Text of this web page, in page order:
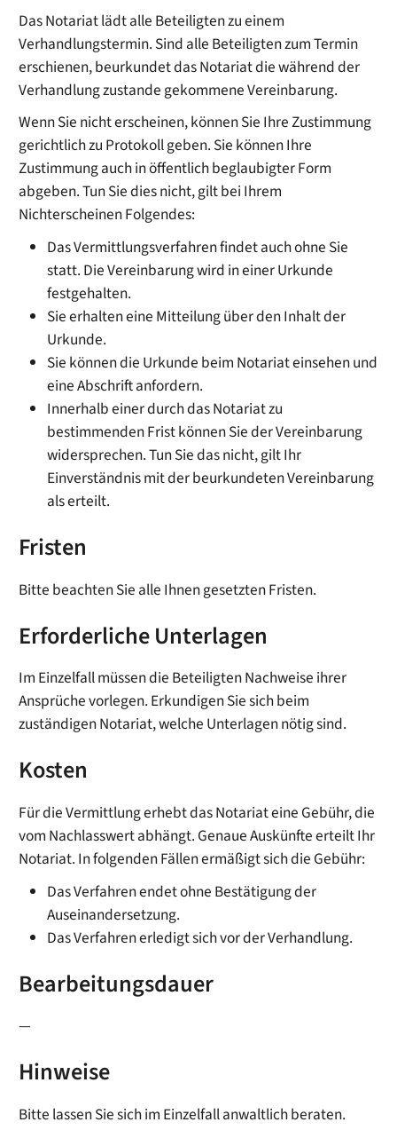
Das Notariat lädt alle Beteiligten zu einem
Verhandlungstermin. Sind alle Beteiligten zum Termin
erschienen, beurkundet das Notariat die während der
Verhandlung zustande gekommene Vereinbarung.
Wenn Sie nicht erscheinen, können Sie Ihre Zustimmung
gerichtlich zu Protokoll geben. Sie können Ihre
Zustimmung auch in öffentlich beglaubigter Form
abgeben. Tun Sie dies nicht, gilt bei Ihrem
Nichterscheinen Folgendes:
Das Vermittlungsverfahren findet auch ohne Sie
statt. Die Vereinbarung wird in einer Urkunde
festgehalten.
Sie erhalten eine Mitteilung über den Inhalt der
Urkunde.
Sie können die Urkunde beim Notariat einsehen und
eine Abschrift anfordern.
Innerhalb einer durch das Notariat zu
bestimmenden Fristkönnen Sie der Vereinbarung
widersprechen. Tun Sie das nicht, gilt Ihr
Einverständnis mit der beurkundeten Vereinbarung
als erteilt.
Fristen
Bitte beachten Sie alle Ihnen gesetzten Fristen.
Erforderliche Unterlagen
Im Einzelfall müssen die Beteiligten Nachweise ihrer
Ansprüche vorlegen. Erkundigen Sie sich beim
zuständigen Notariat, welche Unterlagen nötig sind.
Kosten
Für die Vermittlung erhebt das Notariat eine Gebühr, die
vom Nachlasswert abhängt. Genaue Auskünfte erteilt Ihr
Notariat. In folgenden Fällen ermäßigt sich die Gebühr:
Das Verfahren endet ohne Bestätigung der
Auseinandersetzung.
Das Verfahren erledigt sich vor der Verhandlung.
Bearbeitungsdauer
—
Hinweise
Bitte lassen Sie sich im Einzelfall anwaltlich beraten.